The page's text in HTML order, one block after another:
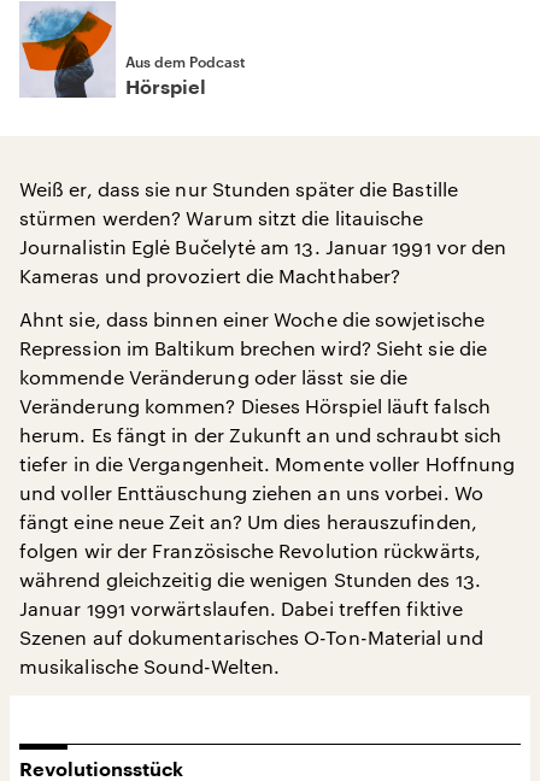
Aus dem Podcast
Hörspiel
Weiß er, dass sie nur Stunden später die Bastille
stürmen werden? Warum sitzt die litauische
Journalistin Eglė Bučelytė am 13. Januar 1991 vor den
Kameras und provoziert die Machthaber?
Ahnt sie, dass binnen einer Woche die sowjetische
Repression im Baltikum brechen wird? Sieht sie die
kommende Veränderung oder lässt sie die
Veränderung kommen? Dieses Hörspiel läuft falsch
herum. Es fängt in der Zukunft an und schraubt sich
tiefer in die Vergangenheit. Momente voller Hoffnung
und voller Enttäuschung ziehen an uns vorbei. Wo
fängt eine neue Zeit an? Um dies herauszufinden,
folgen wir der Französische Revolution rückwärts,
während gleichzeitig die wenigen Stunden des 13.
Januar 1991 vorwärtslaufen. Dabei treffen fiktive
Szenen auf dokumentarisches O-Ton-Material und
musikalische Sound-Welten.
Revolutionsstück